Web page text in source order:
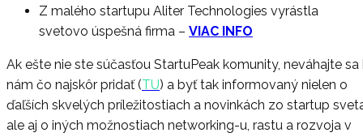
Z malého startupu Aliter Technologies vyrástla
svetovo úspešná firma – VIAC INFO
Ak ešte nie ste súčasťou StartuPeak komunity, neváhajte sa
nám čo najskôr pridať (TU) a byť tak informovaný nielen o
ďaľších skvelých príležitostiach a novinkách zo startup
ale aj o iných možnostiach networking-u, rastu a rozvoja v